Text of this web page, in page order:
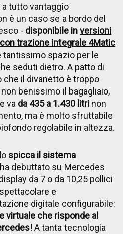
a tutto vantaggio
è un caso se a bordo del
- disponibile inversioni
trazione integrale 4Matic
tantissimo spazio per le
seduti dietro. A patto di
che il divanetto è troppo
benissimo il bagagliaio,
va da 435 a 1.430 litri non
ma è molto sfruttabile
regolabile in altezza.
spicca il sistema
debuttato su Mercedes
da 7 o da 10,25 pollici
e
digitale configurabile:
virtuale che risponde al
A tanta tecnologia